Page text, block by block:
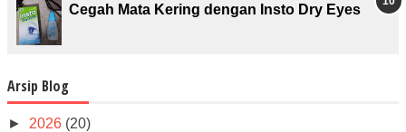
Cegah Mata Kering dengan Insto Dry Eyes
Arsip Blog
► 2026 (20)